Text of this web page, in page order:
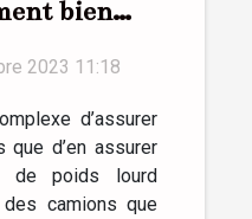
bien
2023 11:18
d’assurer
d’en assurer
de poids lourd
des camions que